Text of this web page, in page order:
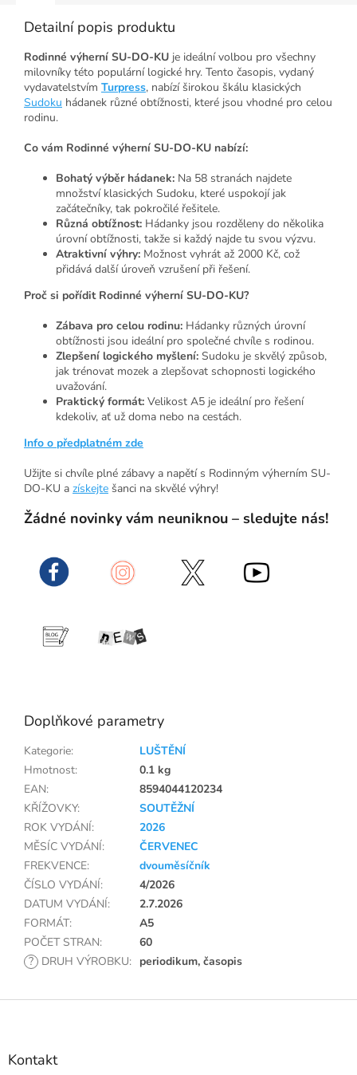
Detailní popis produktu
Rodinné výherní SU-DO-KU je ideální volbou pro všechny
milovníky této populární logické hry. Tento časopis, vydaný
vydavatelstvím Turpress, nabízí širokou škálu klasických
Sudoku hádanek různé obtížnosti, které jsou vhodné pro celou
rodinu.
Co vám Rodinné výherní SU-DO-KU nabízí:
Bohatý výběr hádanek: Na 58 stranách najdete
množství klasických Sudoku, které uspokojí jak
začátečníky, tak pokročilé řešitele.
Různá obtížnost: Hádanky jsou rozděleny do několika
úrovní obtížnosti, takže si každý najde tu svou výzvu.
Atraktivní výhry: Možnost vyhrát až 2000 Kč, což
přidává další úroveň vzrušení při řešení.
Proč si pořídit Rodinné výherní SU-DO-KU?
Zábava pro celou rodinu: Hádanky různých úrovní
obtížnosti jsou ideální pro společné chvíle s rodinou.
Zlepšení logického myšlení: Sudoku je skvělý způsob,
jak trénovat mozek a zlepšovat schopnosti logického
uvažování.
Praktický formát: Velikost A5 je ideální pro řešení
kdekoliv, ať už doma nebo na cestách.
Info o předplatném zde
Užijte si chvíle plné zábavy a napětí s Rodinným výherním SU-
DO-KU a získejte šanci na skvělé výhry!
Žádné novinky vám neuniknou – sledujte nás!
Doplňkové parametry
Kategorie:
LUŠTĚNÍ
Hmotnost:
0.1 kg
EAN:
8594044120234
KŘÍŽOVKY:
SOUTĚŽNÍ
ROK VYDÁNÍ:
2026
MĚSÍC VYDÁNÍ:
ČERVENEC
FREKVENCE:
dvouměsíčník
ČÍSLO VYDÁNÍ:
4/2026
DATUM VYDÁNÍ:
2.7.2026
FORMÁT:
A5
POČET STRAN:
60
? DRUH VÝROBKU: periodikum, časopis
Z
Kontakt